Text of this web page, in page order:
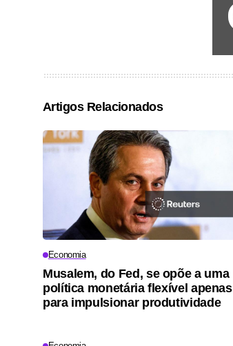
Artigos Relacionados
Economia
Musalem, do Fed, se opõe a uma
política monetária flexível apenas
para impulsionar produtividade